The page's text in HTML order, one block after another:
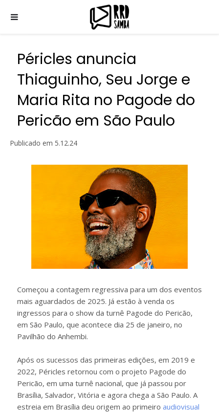
Péricles anuncia
Thiaguinho, Seu Jorge e
Maria Rita no Pagode do
Pericão em São Paulo
Publicado em 5.12.24
Começou a contagem regressiva para um dos eventos
mais aguardados de 2025. Já estão à venda os
ingressos para o show da turnê Pagode do Pericão,
em São Paulo, que acontece dia 25 de janeiro, no
Pavilhão do Anhembi.
Após os sucessos das primeiras edições, em 2019 e
2022, Péricles retornou com o projeto Pagode do
Pericão, em uma turnê nacional, que já passou por
Brasília, Salvador, Vitória e agora chega a São Paulo. A
estreia em Brasília deu origem ao primeiro audiovisual